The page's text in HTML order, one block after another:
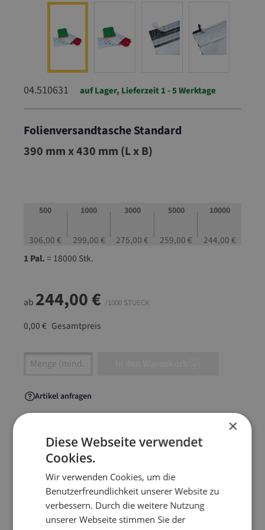
04.510631 auf Lager, Lieferzeit 1 - 5 Werktage
Folienversandtasche Standard
04.510631
390 mm x 430 mm (L x B)
500
306,00 €
1000
299,00 €
3000
275,00 €
5000
259,00 €
10000
244,00 €
1 Pal.= 18000 Stk.
ab 244,00 € /1000 STUECK
0,00 € Gesamtpreis
Artikel Anzahl: Gib den gewünschten Wert
Artikel anfragen
Artikelinformationen
Für den Versand von Textilien aller Art, sowie
Dokumenten oder flachen Waren. Die
volumenreduzierte Alternative zum klassischen
×
Diese Webseite verwendet
Cookies.
Wir verwenden Cookies, um die
Benutzerfreundlichkeit unserer Website zu
verbessern. Durch die weitere Nutzung
unserer Webseite stimmen Sie der